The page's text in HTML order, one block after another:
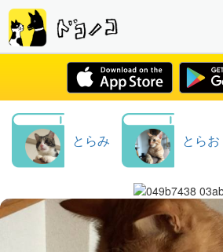
とらみ とらお